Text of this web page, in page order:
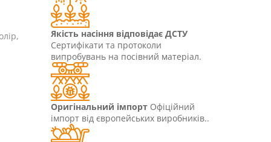
Якість насіння відповідає ДСТУ
Сертифікати та протоколи
випробувань на посівний матеріал.
Оригінальний імпорт Офіційний
імпорт від європейських виробників..